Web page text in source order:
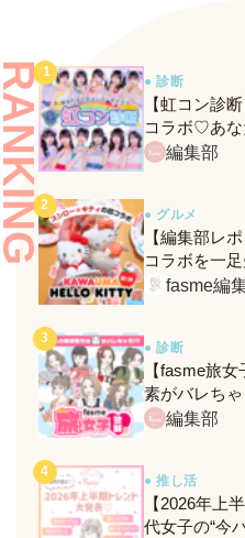
● 診断
【虹コン診
コラボ♡あな
ンバーがわか
編集部
● グルメ
【編集部レ
コラボを一
定メニュー
fasme編
● 診断
【fasme旅
素がバレち
ト！編集部
● 推し活
【2026年上
代女子の“今